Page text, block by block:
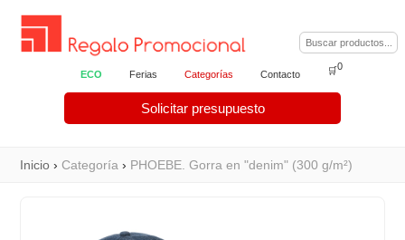
ECO Ferias Categorías Contacto
Solicitar presupuesto
🛒0
Inicio ›Categoría › PHOEBE. Gorra en "denim" (300 g/m²)